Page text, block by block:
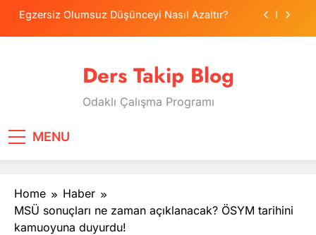
SkipEgzersiz Olumsuz Düşünceyi Nasıl Azaltır?
Tercih Stresinde Veliler Çocuğa Nasıl Destek
Tekrarlama Zorlantısı: Neden Geçmişi
Egzersiz Olumsuz Düşünceyi Nasıl Azaltır?
Psikolojide Sistematik Duyarsızlaştırma
Tercih Stresinde Veliler Çocuğa Nasıl Destek
Olur?
Ders Takip Blog
Odaklı Çalışma Programı
MENU
Home
Haber
MSÜ sonuçları ne zaman açıklanacak? ÖSYM tarihini
kamuoyuna duyurdu!